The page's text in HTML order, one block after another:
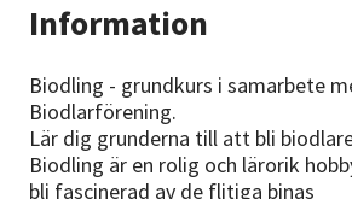
Information
Biodling - grundkurs i samarbete
Biodlarförening.
Lär dig grunderna till att bli
Biodling är en rolig och lärorik
bli fascinerad av de flitiga binas